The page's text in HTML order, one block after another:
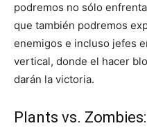
podremos no sólo
que también podremos
enemigos e incluso jefes
vertical, donde el hacer
darán la victoria.
Plants vs.